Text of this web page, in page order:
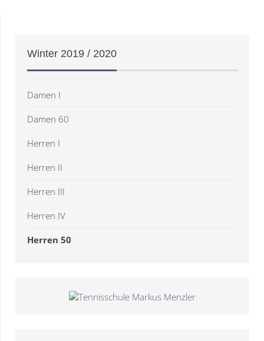
Winter 2019 / 2020
Damen I
Damen 60
Herren I
Herren II
Herren III
Herren IV
Herren 50